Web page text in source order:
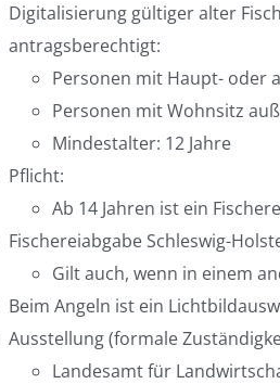
Digitalisierung gültiger alter
antragsberechtigt:
Personen mit Haupt- oder
Personen mit Wohnsitz
Mindestalter: 12 Jahre
Pflicht:
Ab 14 Jahren ist ein
Fischereiabgabe Schleswig-
Gilt auch, wenn in einem
Beim Angeln ist ein
Ausstellung (formale
Landesamt für